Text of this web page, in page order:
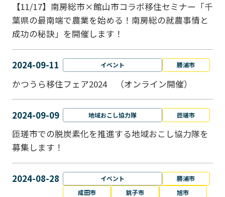
【11/17】南房総市×館山市コラボ移住セミナー「千
葉県の最南端で農業を始める！南房総の就農事情と
成功の秘訣」を開催します！
2024-09-11 イベント 勝浦市
かつうら移住フェア2024 （オンライン開催）
2024-09-09 地域おこし協力隊 匝瑳市
匝瑳市での脱炭素化を推進する地域おこし協⼒隊を
募集します！
2024-08-28 イベント
勝浦市
成田市
銚子市
旭市